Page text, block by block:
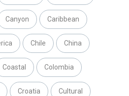
Canyon Caribbean
Chile China
Coastal Colombia
Croatia Cultural